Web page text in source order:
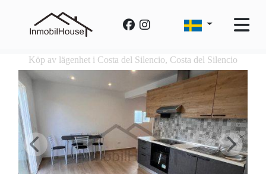
Köp av lägenhet i Costa del Silencio, Costa del Silencio